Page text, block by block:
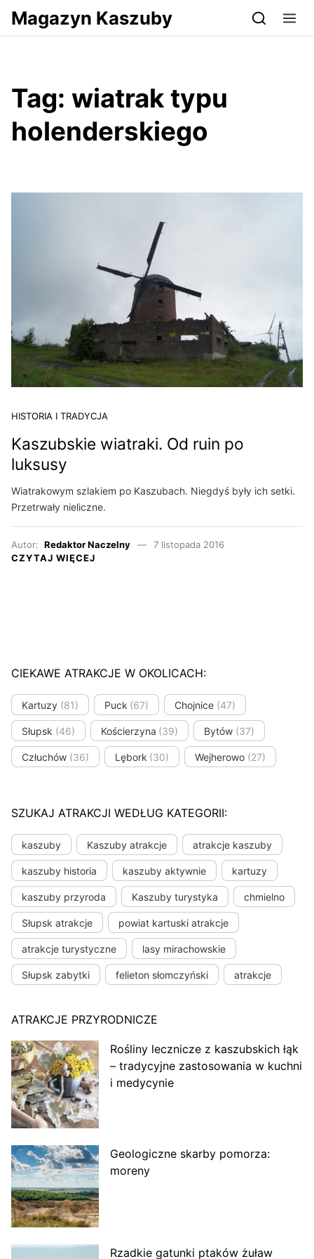
Przejdź do serwisu magazynkaszuby.pl
Magazyn Kaszuby
Tag: wiatrak typu
holenderskiego
HISTORIA I TRADYCJA
Kaszubskie wiatraki. Od ruin po
luksusy
Wiatrakowym szlakiem po Kaszubach. Niegdyś były ich setki.
Przetrwały nieliczne.
Autor: Redaktor Naczelny
7 listopada 2016
CZYTAJ WIĘCEJ
CIEKAWE ATRAKCJE W OKOLICACH:
Kartuzy (81) Puck (67) Chojnice (47)
Słupsk (46) Kościerzyna (39) Bytów (37)
Człuchów (36) Lębork (30) Wejherowo (27)
SZUKAJ ATRAKCJI WEDŁUG KATEGORII:
kaszuby Kaszuby atrakcje atrakcje kaszuby
kaszuby historia kaszuby aktywnie kartuzy
kaszuby przyroda Kaszuby turystyka chmielno
Słupsk atrakcje powiat kartuski atrakcje
atrakcje turystyczne lasy mirachowskie
Słupsk zabytki felieton słomczyński atrakcje
ATRAKCJE PRZYRODNICZE
Rośliny lecznicze z kaszubskich łąk
– tradycyjne zastosowania w kuchni
i medycynie
Geologiczne skarby pomorza:
moreny
Rzadkie gatunki ptaków żuław